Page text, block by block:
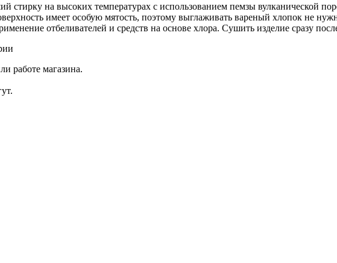
на высоких температурах с использованием пемзы вулканической
имеет особую мятость, поэтому выглаживать вареный хлопок не
отбеливателей и средств на основе хлора. Сушить изделие сразу
работе магазина.